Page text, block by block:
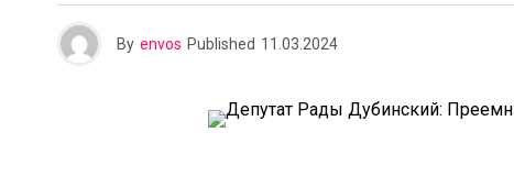
By envos Published 11.03.2024